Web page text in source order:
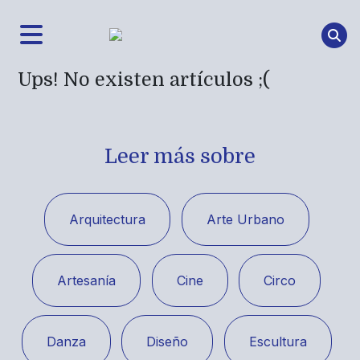
Ups! No existen artículos ;(
Leer más sobre
Arquitectura Arte Urbano
Artesanía Cine Circo
Danza Diseño Escultura